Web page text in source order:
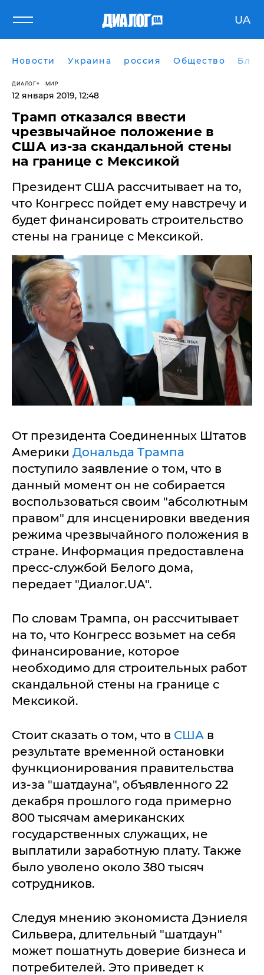
UA
Новости Украина россия Общество
ДИАЛОГ МИР
12 января 2019, 12:48
Трамп отказался ввести
чрезвычайное положение в
США из-за скандальной стены
на границе с Мексикой
Президент США рассчитывает на то,
что Конгресс пойдет ему навстречу и
будет финансировать строительство
стены на границе с Мексикой.
От президента Соединенных Штатов
Америки Дональда Трампа
поступило заявление о том, что в
данный момент он не собирается
воспользоваться своим "абсолютным
правом" для инсценировки введения
режима чрезвычайного положения в
стране. Информация предоставлена
пресс-службой Белого дома,
передает "Диалог.UA".
По словам Трампа, он рассчитывает
на то, что Конгресс возьмет на себя
финансирование, которое
необходимо для строительных работ
скандальной стены на границе с
Мексикой.
Стоит сказать о том, что в США в
результате временной остановки
функционирования правительства
из-за "шатдауна", объявленного 22
декабря прошлого года примерно
800 тысячам американских
государственных служащих, не
выплатили заработную плату. Также
было уволено около 380 тысяч
сотрудников.
Следуя мнению экономиста Дэниеля
Сильвера, длительный "шатдаун"
может пошатнуть доверие бизнеса и
потребителей. Это приведет к